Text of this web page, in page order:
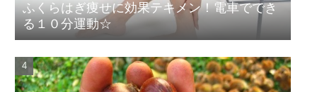
ふくらはぎ痩せに効果テキメン！電車ででき
る１０分運動☆